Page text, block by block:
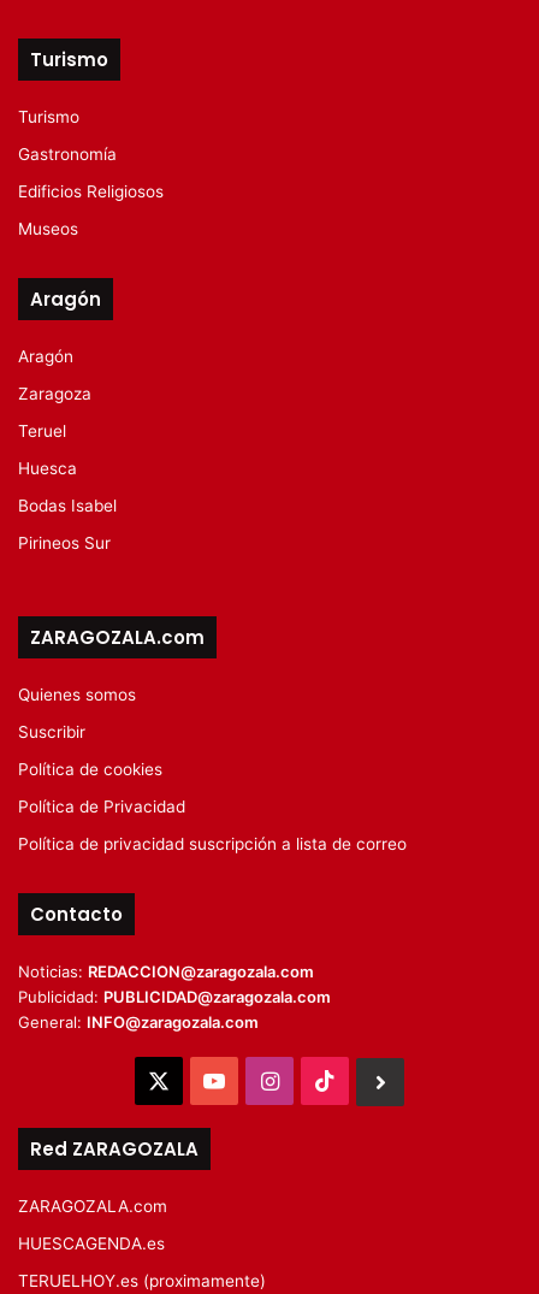
Turismo
Turismo
Gastronomía
Edificios Religiosos
Museos
Aragón
Aragón
Zaragoza
Teruel
Huesca
Bodas Isabel
Pirineos Sur
ZARAGOZALA.com
Quienes somos
Suscribir
Política de cookies
Política de Privacidad
Política de privacidad suscripción a lista de correo
Contacto
Noticias: REDACCION@zaragozala.com
Publicidad: PUBLICIDAD@zaragozala.com
General: INFO@zaragozala.com
YouTubeInstagram
TikTok
Red ZARAGOZALA
ZARAGOZALA.com
HUESCAGENDA.es
TERUELHOY.es (proximamente)